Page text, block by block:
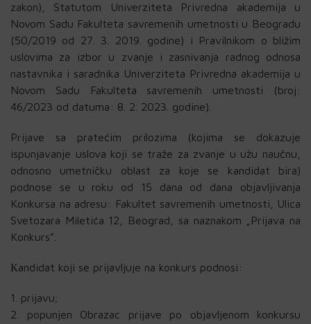
zakon), Statutom Univerziteta Privredna akademija u
Novom Sadu Fakulteta savremenih umetnosti u Beogradu
(50/2019 od 27. 3. 2019. godine) i Pravilnikom o bližim
uslovima za izbor u zvanje i zasnivanja radnog odnosa
nastavnika i saradnika Univerziteta Privredna akademija u
Novom Sadu Fakulteta savremenih umetnosti (broj:
46/2023 od datuma: 8. 2. 2023. godine).
Prijave sa pratećim prilozima (kojima se dokazuje
ispunjavanje uslova koji se traže za zvanje u užu naučnu,
odnosno umetničku oblast za koje se kandidat bira)
podnose se u roku od 15 dana od dana objavljivanja
Konkursa na adresu: Fakultet savremenih umetnosti, Ulica
Svetozara Miletića 12, Beograd, sa naznakom „Prijava na
Konkurs”.
Кandidat koji se prijavljuje na konkurs podnosi:
prijavu;
popunjen Obrazac prijave po objavljenom konkursu